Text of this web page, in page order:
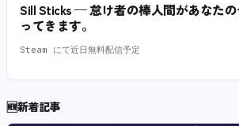
Sill Sticks — 怠け者の棒人間があなた
ってきます。
Steam にて近日無料配信予定
🆕新着記事